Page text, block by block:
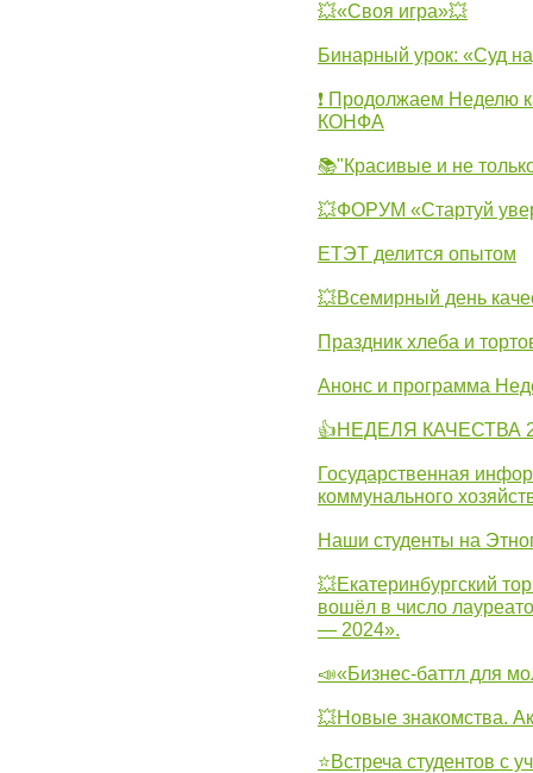
💥«Своя игра»💥
Бинарный урок: «Суд
❗ Продолжаем Неделю
КОНФА
📚"Красивые и не
💥ФОРУМ «Стартуй
ЕТЭТ делится опытом
💥Всемирный день
Праздник хлеба и
Анонс и программа
👍НЕДЕЛЯ КАЧЕСТВА
Государственная
коммунального
Наши студенты на
💥Екатеринбургский
вошёл в число
— 2024».
📣«Бизнес-баттл для
💥Новые знакомства.
⭐Встреча студентов с